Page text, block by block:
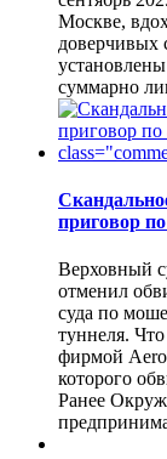
Москве,
доверчивых
суммарно
приговор
Верховный
отменил
суда по
туннеля.
фирмой
которого
Ранее